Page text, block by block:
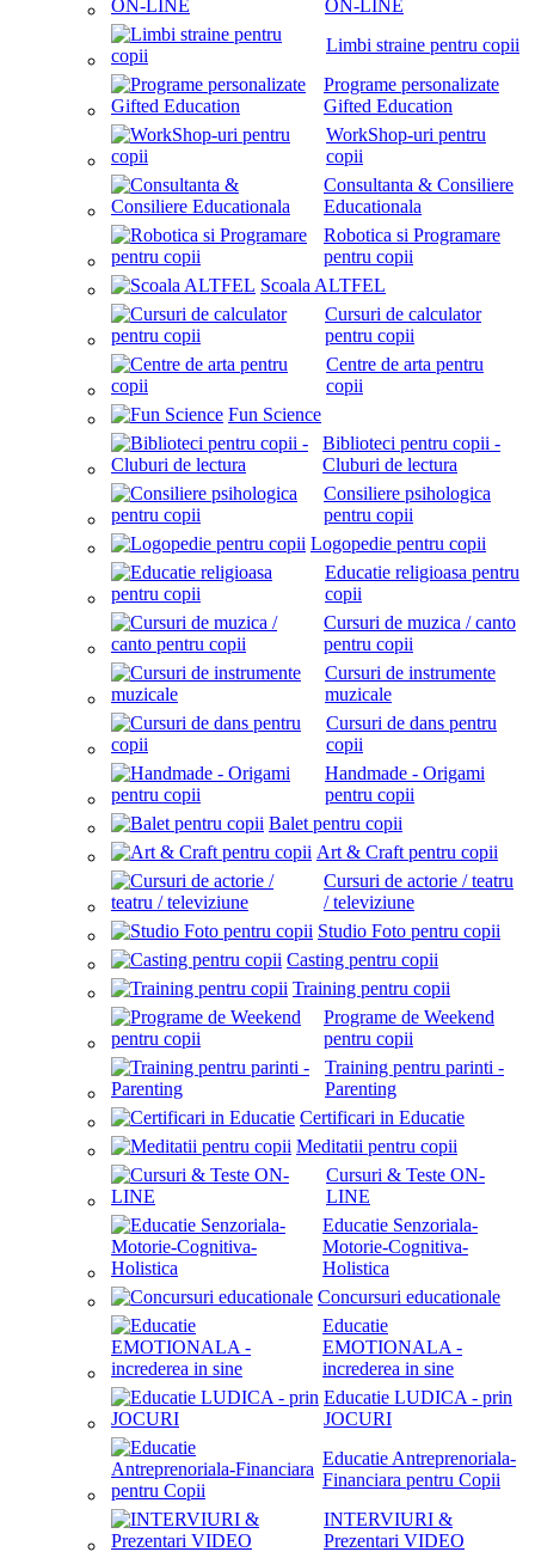
ON-LINE
Limbi straine pentru copii
Programe personalizate
Gifted Education
WorkShop-uri pentru
copii
Consultanta & Consiliere
Educationala
Robotica si Programare
pentru copii
Scoala ALTFEL
Cursuri de calculator
pentru copii
Centre de arta pentru
copii
Fun Science
Biblioteci pentru copii -
Cluburi de lectura
Consiliere psihologica
pentru copii
Logopedie pentru copii
Educatie religioasa pentru
copii
Cursuri de muzica / canto
pentru copii
Cursuri de instrumente
muzicale
Cursuri de dans pentru
copii
Handmade - Origami
pentru copii
Balet pentru copii
Art & Craft pentru copii
Cursuri de actorie / teatru
/ televiziune
Studio Foto pentru copii
Casting pentru copii
Training pentru copii
Programe de Weekend
pentru copii
Training pentru parinti -
Parenting
Certificari in Educatie
Meditatii pentru copii
Cursuri & Teste ON-
LINE
Educatie Senzoriala-
Motorie-Cognitiva-
Holistica
Concursuri educationale
Educatie
EMOTIONALA -
increderea in sine
Educatie LUDICA - prin
JOCURI
Educatie Antreprenoriala-
Financiara pentru Copii
INTERVIURI &
Prezentari VIDEO